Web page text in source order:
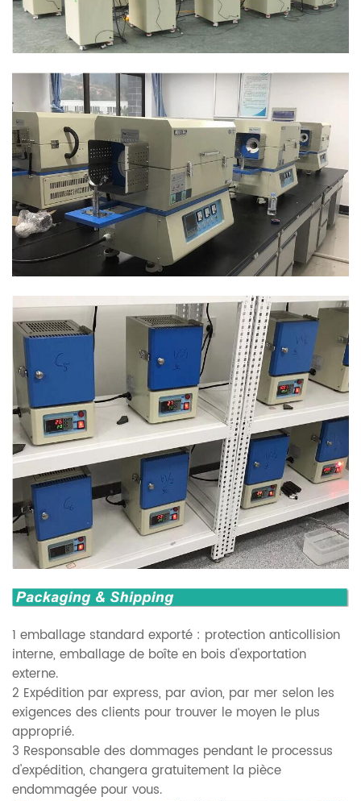
1 emballage standard exporté : protection anticollision
interne, emballage de boîte en bois d'exportation
externe.
2 Expédition par express, par avion, par mer selon les
exigences des clients pour trouver le moyen le plus
approprié.
3 Responsable des dommages pendant le processus
d'expédition, changera gratuitement la pièce
endommagée pour vous.